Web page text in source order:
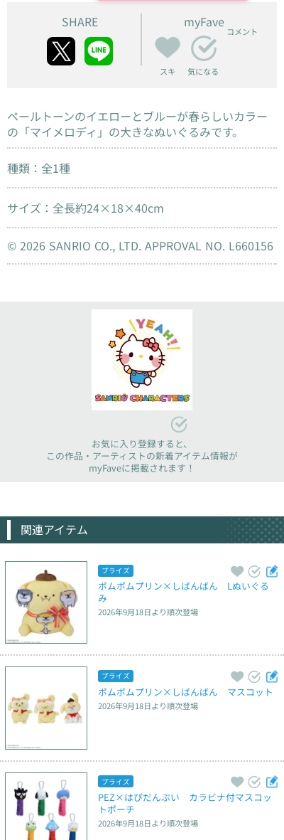
SHARE myFave
スキ 気になる
コメント
ペールトーンのイエローとブルーが春らしいカラー
の「マイメロディ」の大きなぬいぐるみです。
種類：全1種
サイズ：全長約24×18×40cm
© 2026 SANRIO CO., LTD. APPROVAL NO. L660156
お気に入り登録すると、
この作品・アーティストの新着アイテム情報が
myFaveに掲載されます！
関連アイテム
プライズ
ポムポムプリン×しばんばん　Lぬいぐる
み
2026年9月18日より順次登場
プライズ
ポムポムプリン×しばんばん　マスコット
2026年9月18日より順次登場
プライズ
PEZ×はぴだんぶい　カラビナ付マスコッ
トポーチ
2026年9月18日より順次登場